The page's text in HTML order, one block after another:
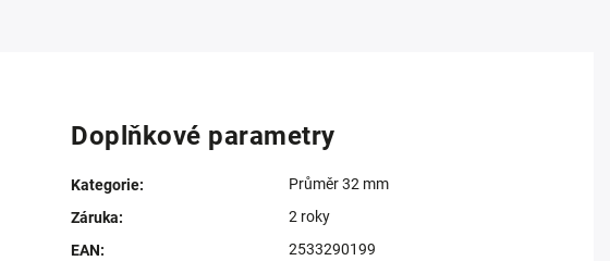
Doplňkové parametry
Kategorie:
Průměr 32 mm
Záruka:
2 roky
EAN: 2533290199